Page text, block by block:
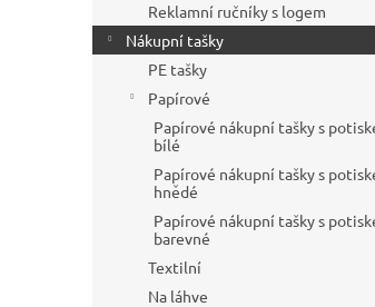
Reklamní ručníky s logem
Nákupní tašky
PE tašky
Papírové
Papírové nákupní tašky s
bílé
Papírové nákupní tašky s
hnědé
Papírové nákupní tašky s
barevné
Textilní
Na láhve